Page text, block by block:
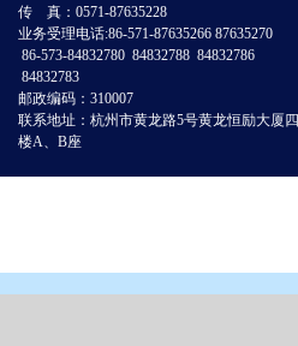
传 真：0571-87635228
业务受理电话:86-571-87635266 87635270
86-573-84832780 84832788 84832786
84832783
邮政编码：310007
联系地址：杭州市黄龙路5号黄龙恒励大厦四
楼A、B座